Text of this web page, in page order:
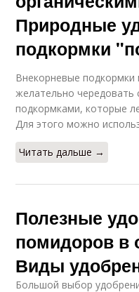
Природные
подкормки
Внекорневые
желательно чередовать
подкормками, которые
Для этого можно
Читать дальше →
Полезные
помидоров в
Виды
Большой выбор